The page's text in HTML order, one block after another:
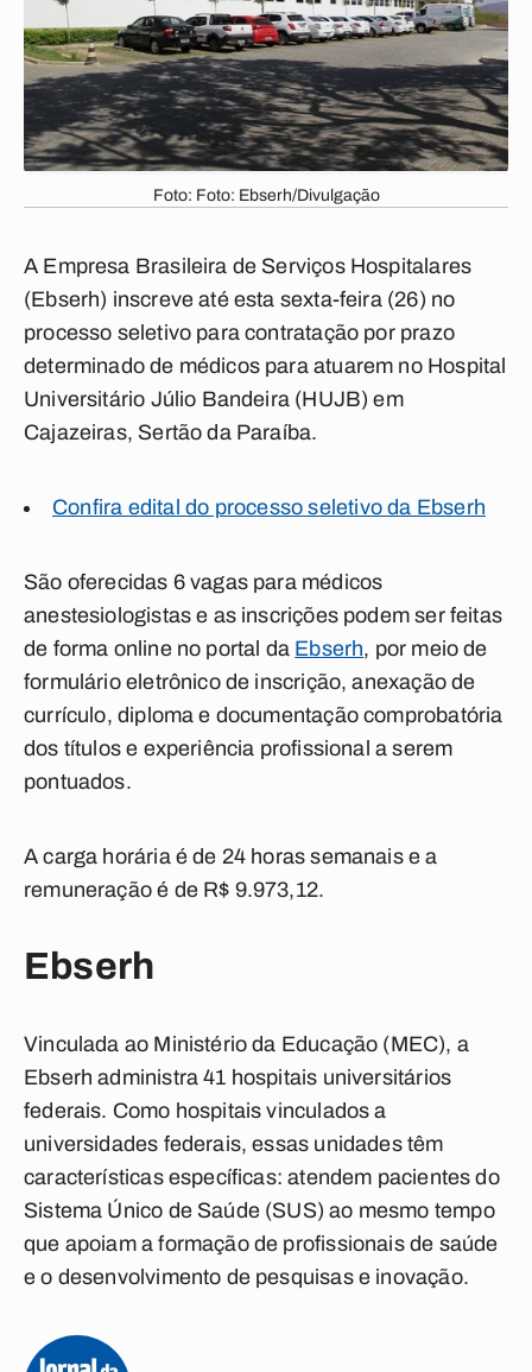
Foto: Foto: Ebserh/Divulgação
A Empresa Brasileira de Serviços Hospitalares
(Ebserh) inscreve até esta sexta-feira (26) no
processo seletivo para contratação por prazo
determinado de médicos para atuarem no Hospital
Universitário Júlio Bandeira (HUJB) em
Cajazeiras, Sertão da Paraíba.
Confira edital do processo seletivo da Ebserh
São oferecidas 6 vagas para médicos
anestesiologistas e as inscrições podem ser feitas
de forma online no portal da Ebserh, por meio de
formulário eletrônico de inscrição, anexação de
currículo, diploma e documentação comprobatória
dos títulos e experiência profissional a serem
pontuados.
A carga horária é de 24 horas semanais e a
remuneração é de R$ 9.973,12.
Ebserh
Vinculada ao Ministério da Educação (MEC), a
Ebserh administra 41 hospitais universitários
federais. Como hospitais vinculados a
universidades federais, essas unidades têm
características específicas: atendem pacientes do
Sistema Único de Saúde (SUS) ao mesmo tempo
que apoiam a formação de profissionais de saúde
e o desenvolvimento de pesquisas e inovação.